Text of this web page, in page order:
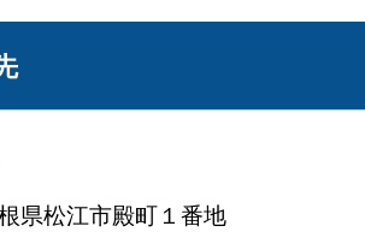
県松江市殿町１番地